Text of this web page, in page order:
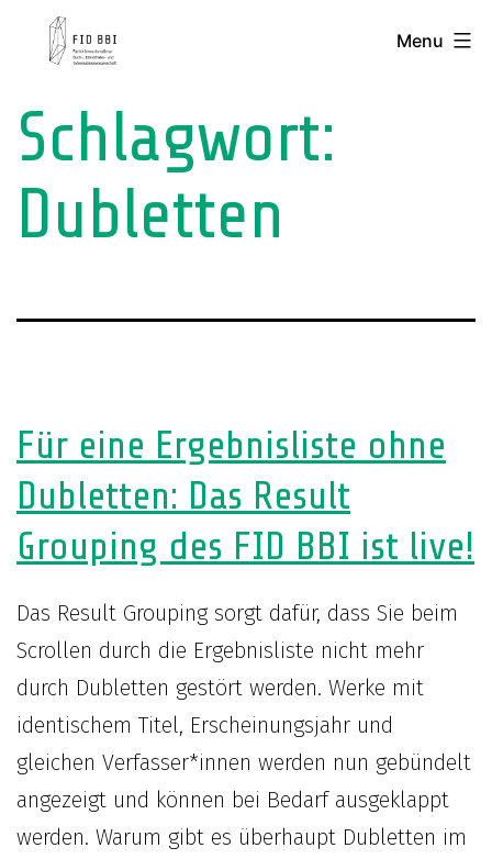
FID
BBI
Fachinformationsdienst
Buch-,
Bibliotheks-
und
Menu
Schlagwort:
Dubletten
Für eine Ergebnisliste ohne
Dubletten: Das Result
Grouping des FID BBI ist live!
Das Result Grouping sorgt dafür, dass Sie beim
Scrollen durch die Ergebnisliste nicht mehr
durch Dubletten gestört werden. Werke mit
identischem Titel, Erscheinungsjahr und
gleichen Verfasser*innen werden nun gebündelt
angezeigt und können bei Bedarf ausgeklappt
werden. Warum gibt es überhaupt Dubletten im